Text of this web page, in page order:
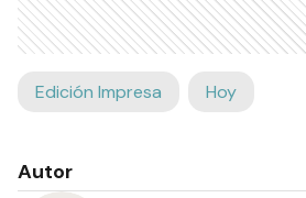
Edición Impresa Hoy
Autor